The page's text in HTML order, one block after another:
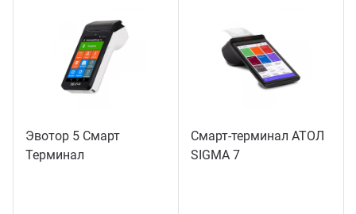
Эвотор 5 Смарт
Терминал
Смарт-терминал АТОЛ
SIGMA 7